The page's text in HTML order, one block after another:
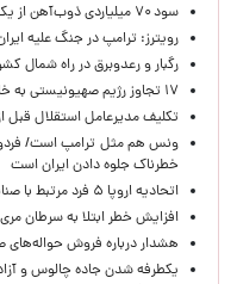
سود ۷۰ میلیاردی ذوب‌آهن از یک انتقال عجیب
رویترز: ترامپ در جنگ علیه ایران بر سر ۲ راهی بدی
رگبار و رعدوبرق در راه شمال
۱۷ تجاوز رژیم صهیونیستی به خاک سوریه در ۴۸ ساعت گذشته
تکلیف مدیرعامل استقلال
ونس هم مثل ترامپ است/
خطرناک جلوه دادن ایران است
اتحادیه اروپا ۵ فرد مرتبط با صنایع دفاعی روسیه را تحریم کرد
افزایش خطر ابتلا به سرطان مری با
هشدار درباره فروش حواله‌های
یکطرفه شدن جاده چالوس و